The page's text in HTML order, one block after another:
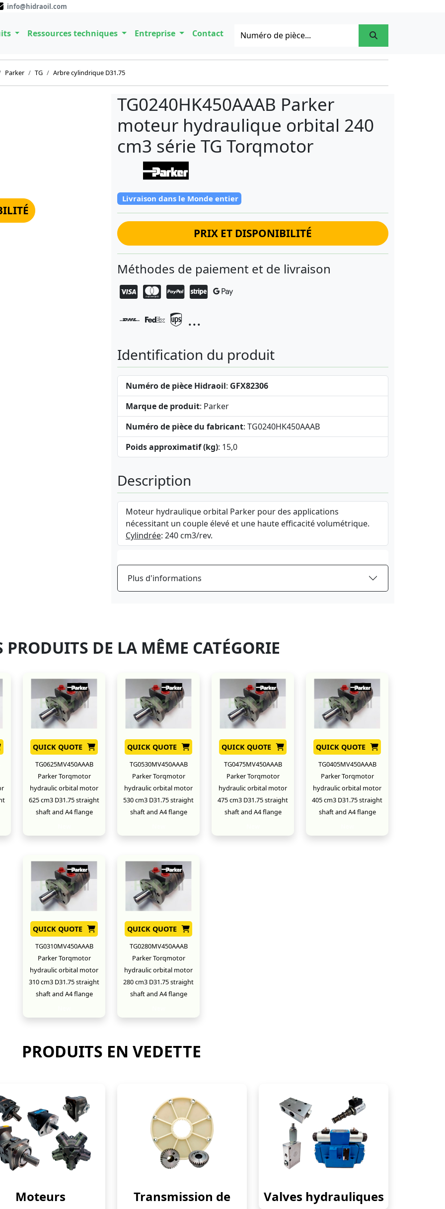
info@hidraoil.com
Ressources techniques Entreprise Contact
Parker TG Arbre cylindrique D31.75
TG0240HK450AAAB Parker
moteur hydraulique orbital 240
cm3 série TG Torqmotor
Livraison dans le Monde entier
PRIX ET DISPONIBILITÉ
Méthodes de paiement et de livraison
...
Identification du produit
Numéro de pièce Hidraoil: GFX82306
Marque de produit: Parker
Numéro de pièce du fabricant: TG0240HK450AAAB
Poids approximatif (kg): 15,0
Description
Moteur hydraulique orbital Parker pour des applications
nécessitant un couple élevé et une haute efficacité volumétrique.
Cylindrée: 240 cm3/rev.
Plus d'informations
PRODUITS DE LA MÊME CATÉGORIE
QUICK QUOTE
TG0625MV450AAAB
Parker Torqmotor
hydraulic orbital motor
625 cm3 D31.75 straight
shaft and A4 flange
QUICK QUOTE
TG0530MV450AAAB
Parker Torqmotor
hydraulic orbital motor
530 cm3 D31.75 straight
shaft and A4 flange
QUICK QUOTE
TG0475MV450AAAB
Parker Torqmotor
hydraulic orbital motor
475 cm3 D31.75 straight
shaft and A4 flange
QUICK QUOTE
TG0405MV450AAAB
Parker Torqmotor
hydraulic orbital motor
405 cm3 D31.75 straight
shaft and A4 flange
QUICK QUOTE
TG0310MV450AAAB
Parker Torqmotor
hydraulic orbital motor
310 cm3 D31.75 straight
shaft and A4 flange
QUICK QUOTE
TG0280MV450AAAB
Parker Torqmotor
hydraulic orbital motor
280 cm3 D31.75 straight
shaft and A4 flange
PRODUITS EN VEDETTE
Moteurs
Transmission de
Valves hydrauliques